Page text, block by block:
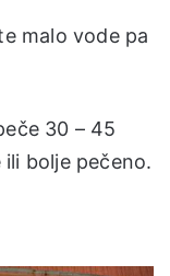
malo vode pa
30 – 45
bolje pečeno.